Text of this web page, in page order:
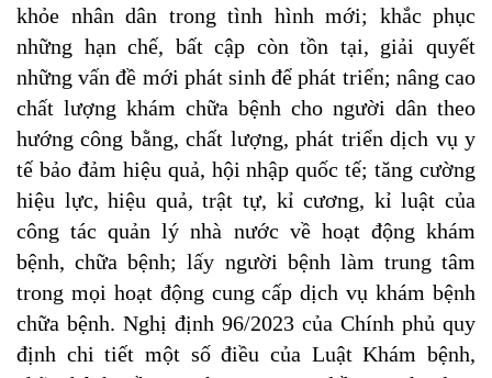
khỏe nhân dân trong tình hình mới; khắc phục
những hạn chế, bất cập còn tồn tại, giải quyết
những vấn đề mới phát sinh để phát triển; nâng cao
chất lượng khám chữa bệnh cho người dân theo
hướng công bằng, chất lượng, phát triển dịch vụ y
tế bảo đảm hiệu quả, hội nhập quốc tế; tăng cường
hiệu lực, hiệu quả, trật tự, kỉ cương, kỉ luật của
công tác quản lý nhà nước về hoạt động khám
bệnh, chữa bệnh; lấy người bệnh làm trung tâm
trong mọi hoạt động cung cấp dịch vụ khám bệnh
chữa bệnh. Nghị định 96/2023 của Chính phủ quy
định chi tiết một số điều của Luật Khám bệnh,